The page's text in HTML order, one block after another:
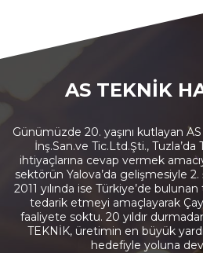
AS TEKNİK
Günümüzde 20. yaşını kutlayan
İnş.San.ve Tic.Ltd.Şti., Tuzla’da
ihtiyaçlarına cevap vermek
sektörün Yalova’da gelişmesiyle
2011 yılında ise Türkiye’de
tedarik etmeyi amaçlayarak
faaliyete soktu. 20 yıldır
TEKNİK, üretimin en büyük
hedefiyle yoluna